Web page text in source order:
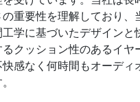
重要性を理解しており、
学に基づいたデザインと
クッション性のあるイヤ
感なく何時間もオーディ